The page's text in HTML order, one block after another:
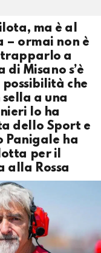
ma è al
– ormai non è
a
di Misano s’è
che
a una
lo ha
dello Sport e
Panigale ha
per il
alla Rossa